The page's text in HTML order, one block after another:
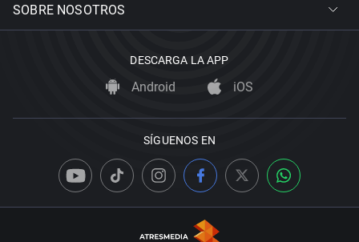
SOBRE NOSOTROS
DESCARGA LA APP
Android iOS
SÍGUENOS EN